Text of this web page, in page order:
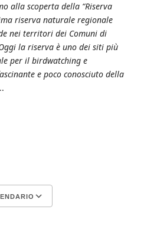
alla scoperta della “Riserva
riserva naturale regionale
nei territori dei Comuni di
la riserva è uno dei siti più
per il birdwatching e
e poco conosciuto della